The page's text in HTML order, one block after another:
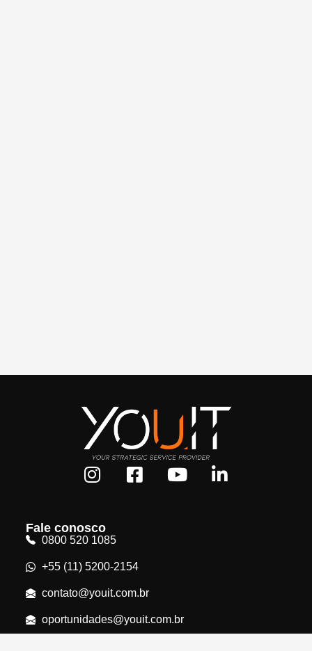
Fale conosco
0800 520 1085
+55 (11) 5200-2154
contato@youit.com.br
oportunidades@youit.com.br